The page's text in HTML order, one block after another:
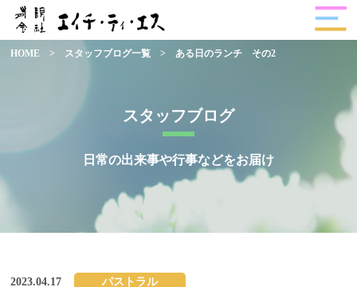
スタッフブログ
日常の出来事や行事などをお届け
HOME > スタッフブログ一覧 > ある日のランチ その2
2023.04.17 パストラル